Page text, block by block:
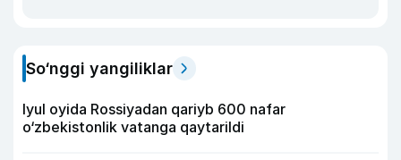
So‘nggi yangiliklar
Iyul oyida Rossiyadan qariyb 600 nafar
o‘zbekistonlik vatanga qaytarildi